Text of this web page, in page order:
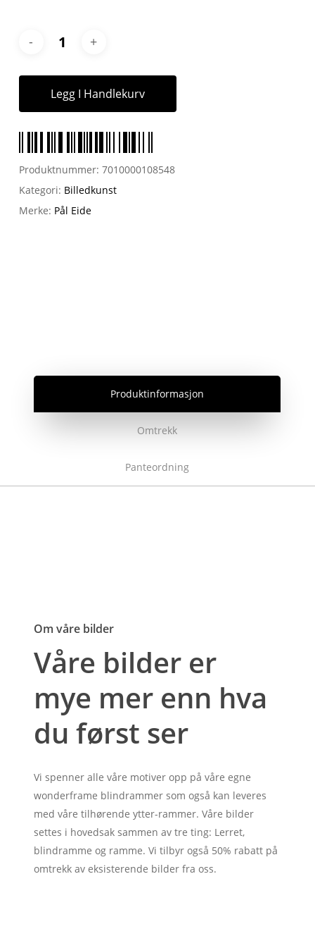
Legg I Handlekurv
Produktnummer: 7010000108548
Kategori: Billedkunst
Merke: Pål Eide
Produktinformasjon
Omtrekk
Panteordning
Om våre bilder
Våre bilder er
mye mer enn hva
du først ser
Vi spenner alle våre motiver opp på våre egne
wonderframe blindrammer som også kan leveres
med våre tilhørende ytter-rammer. Våre bilder
settes i hovedsak sammen av tre ting: Lerret,
blindramme og ramme. Vi tilbyr også 50% rabatt på
omtrekk av eksisterende bilder fra oss.